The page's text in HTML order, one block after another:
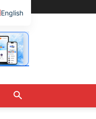
English